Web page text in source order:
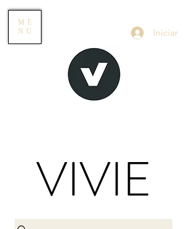
ME
NU
Iniciar
VIVIE